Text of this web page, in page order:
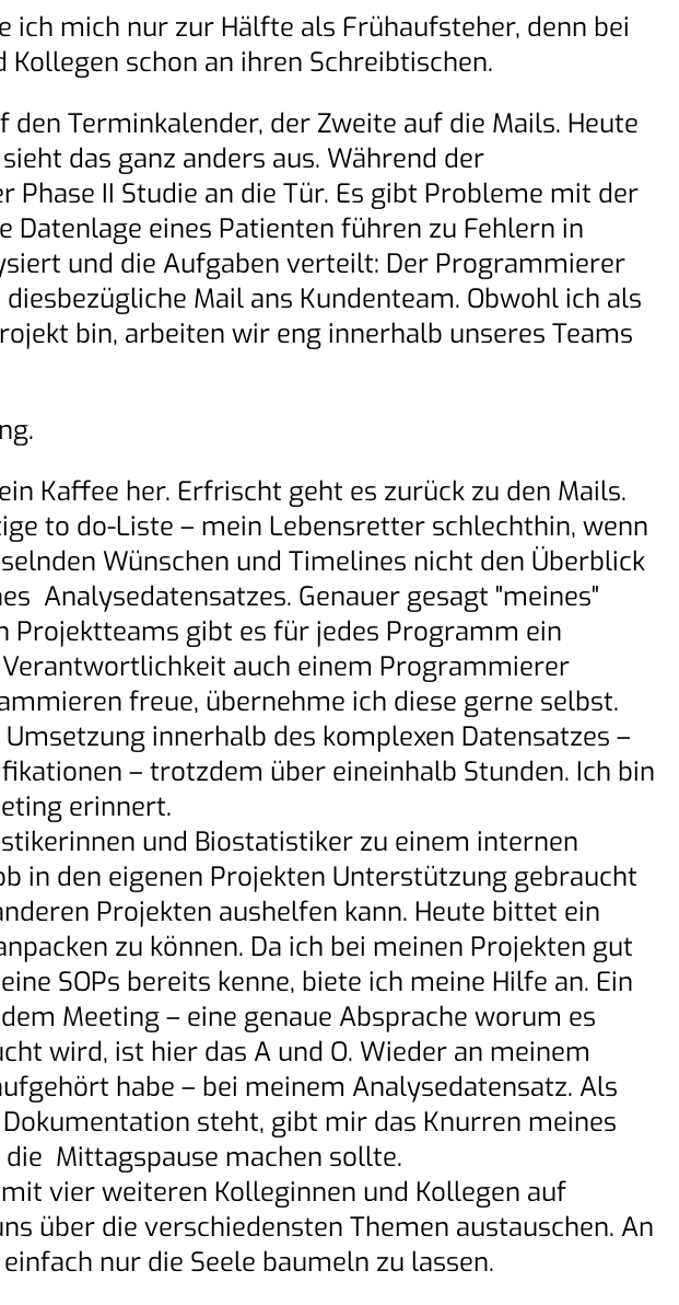
ich mich nur zur Hälfte als Frühaufsteher, denn bei
schon an ihren Schreibtischen.
Terminkalender, der Zweite auf die Mails. Heute
das ganz anders aus. Während der
II Studie an die Tür. Es gibt Probleme mit der
eines Patienten führen zu Fehlern in
und die Aufgaben verteilt: Der Programmierer
Mail ans Kundenteam. Obwohl ich als
bin, arbeiten wir eng innerhalb unseres Teams
Kaffee her. Erfrischt geht es zurück zu den Mails.
to do-Liste – mein Lebensretter schlechthin, wenn
Wünschen und Timelines nicht den Überblick
Analysedatensatzes. Genauer gesagt "meines"
Projektteams gibt es für jedes Programm ein
auch einem Programmierer
freue, übernehme ich diese gerne selbst.
innerhalb des komplexen Datensatzes –
– trotzdem über eineinhalb Stunden. Ich bin
erinnert.
und Biostatistiker zu einem internen
in den eigenen Projekten Unterstützung gebraucht
Projekten aushelfen kann. Heute bittet ein
zu können. Da ich bei meinen Projekten gut
SOPs bereits kenne, biete ich meine Hilfe an. Ein
Meeting – eine genaue Absprache worum es
wird, ist hier das A und O. Wieder an meinem
habe – bei meinem Analysedatensatz. Als
steht, gibt mir das Knurren meines
Mittagspause machen sollte.
vier weiteren Kolleginnen und Kollegen auf
über die verschiedensten Themen austauschen. An
nur die Seele baumeln zu lassen.